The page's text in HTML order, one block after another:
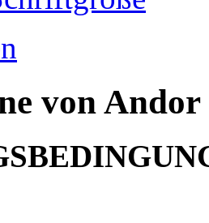
von